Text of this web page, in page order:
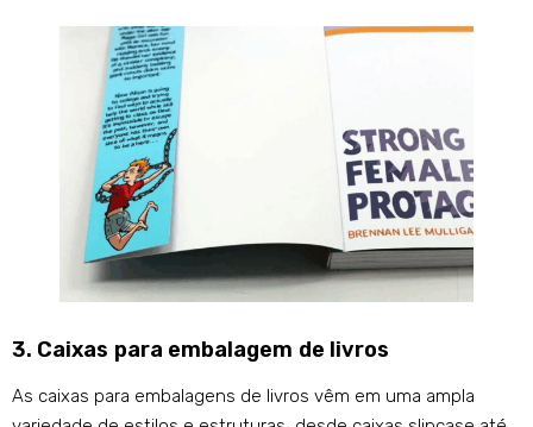
3. Caixas para embalagem de livros
As caixas para embalagens de livros vêm em uma ampla